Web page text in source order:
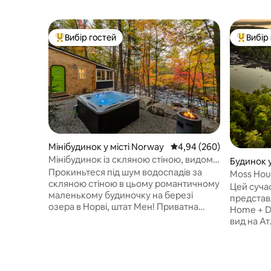
Топ вибір гостей
Вибір гостей
Мінібудинок у місті Norway Середня оцінка: 4,94 з
4,94 (260)
Мінібудинок із скляною стіною, видом
на водойму, гідромасажною ванною та
каміном
Прокиньтеся під шум водоспадів за
скляною стіною в цьому романтичному
маленькому будиночку на березі
озера в Норві, штат Мен! Приватна
Топ
Будинок
n
Moss
лісі
Цей
Home +
вид на